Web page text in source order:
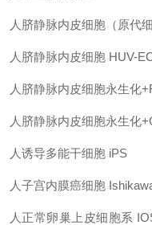
人脐静脉内皮细胞（原代
人脐静脉内皮细胞 HUV-
人脐静脉内皮细胞永生化
人脐静脉内皮细胞永生化
人诱导多能干细胞 iPS
人子宫内膜癌细胞
人正常卵巢上皮细胞系